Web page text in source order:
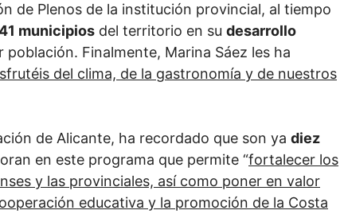
de Plenos de la institución provincial, al tiempo
municipios del territorio en su desarrollo
Finalmente, Marina Sáez les ha
del clima, de la gastronomía y de nuestros
de Alicante, ha recordado que son ya diez
en este programa que permite “fortalecer los
y las provinciales, así como poner en valor
educativa y la promoción de la Costa